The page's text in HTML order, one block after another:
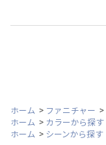
ホーム > ファニチャー >
ホーム > カラーから探す
ホーム > シーンから探す